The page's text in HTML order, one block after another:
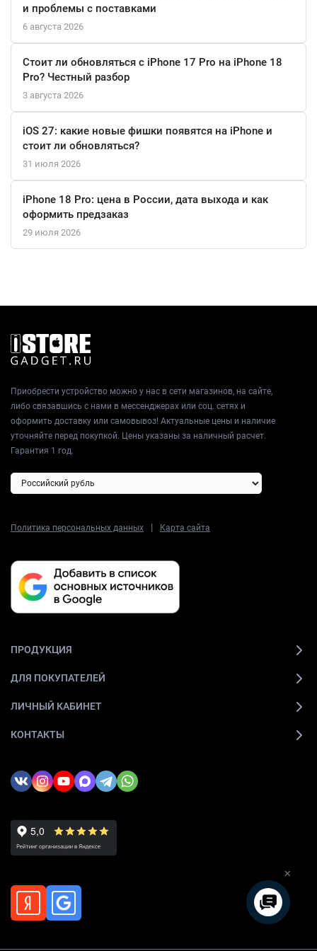
Тип питания: от сети
Материал корпуса: пластик
Размеры (ВxШхГ): 5.5x9х9 см
Вес: 230 г
Комплектация:
Умная колонка
Кабель USB-C
Сетевой адаптер
Документация
и проблемы с поставками
6 августа 2026
Стоит ли обновляться с iPhone 17 Pro на iPhone 18
Pro? Честный разбор
3 августа 2026
iOS 27: какие новые фишки появятся на iPhone и
стоит ли обновляться?
31 июля 2026
iPhone 18 Pro: цена в России, дата выхода и как
оформить предзаказ
29 июля 2026
Приобрести устройство можно у нас в сети магазинов, на сайте,
либо связавшись с нами в мессенджерах или соц. сетях и
оформить доставку или самовывоз! Актуальные цены и наличие
уточняйте перед покупкой. Цены указаны за наличный расчет.
Гарантия 1 год.
Политика персональных данных | Карта сайта
ПРОДУКЦИЯ
ДЛЯ ПОКУПАТЕЛЕЙ
ЛИЧНЫЙ КАБИНЕТ
КОНТАКТЫ
×